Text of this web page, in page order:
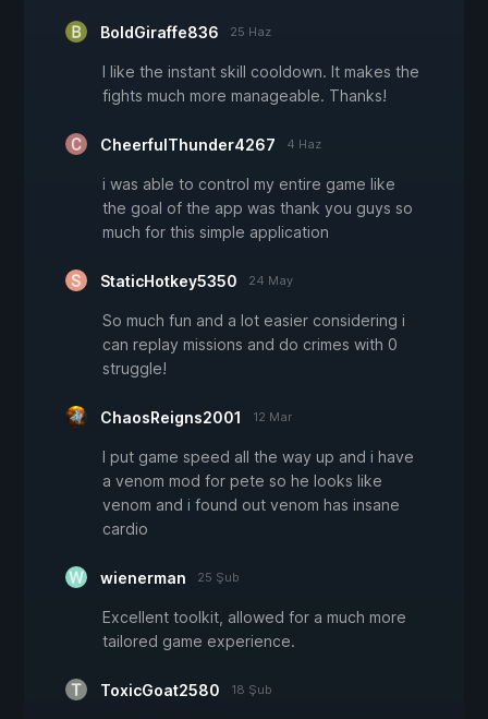
BoldGiraffe836 25 Haz
I like the instant skill cooldown. It makes the
fights much more manageable. Thanks!
CheerfulThunder4267 4 Haz
i was able to control my entire game like
the goal of the app was thank you guys so
much for this simple application
StaticHotkey5350 24 May
So much fun and a lot easier considering i
can replay missions and do crimes with 0
struggle!
ChaosReigns2001 12 Mar
I put game speed all the way up and i have
a venom mod for pete so he looks like
venom and i found out venom has insane
cardio
wienerman 25 Şub
Excellent toolkit, allowed for a much more
tailored game experience.
ToxicGoat2580 18 Şub